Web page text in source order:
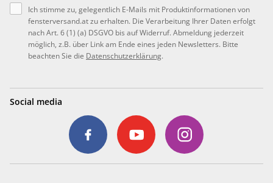
Ich stimme zu, gelegentlich E-Mails mit Produktinformationen von
fensterversand.at zu erhalten. Die Verarbeitung Ihrer Daten erfolgt
nach Art. 6 (1) (a) DSGVO bis auf Widerruf. Abmeldung jederzeit
möglich, z.B. über Link am Ende eines jeden Newsletters. Bitte
beachten Sie die Datenschutzerklärung.
Social media